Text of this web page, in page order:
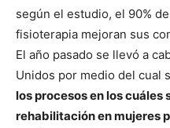
según el estudio, el 90%
fisioterapia mejoran sus
El año pasado se llevó a
Unidos por medio del cual
los procesos en los cuáles
rehabilitación en mujeres